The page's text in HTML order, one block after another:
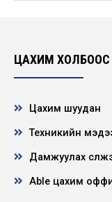
ЦАХИМ ХОЛБООС
Цахим шуудан
Техникийн
Дамжуулах
Able цахим